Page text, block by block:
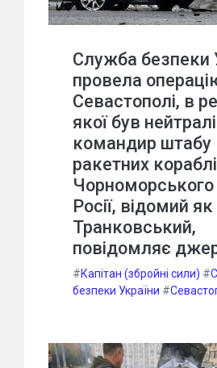
Служба безпеки
провела
Севастополі, в
якої був
командир штабу
ракетних
Росії, відомий як
Транковський,
повідомляє
#Капітан (збройні сили) #
безпеки України #